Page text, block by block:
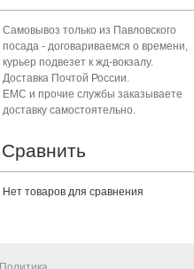
Самовывоз только из Павловского
посада - договариваемся о времени,
курьер подвезет к жд-вокзалу.
Доставка Почтой России.
ЕМС и прочие службы заказываете
доставку самостоятельно.
Сравнить
Нет товаров для сравнения